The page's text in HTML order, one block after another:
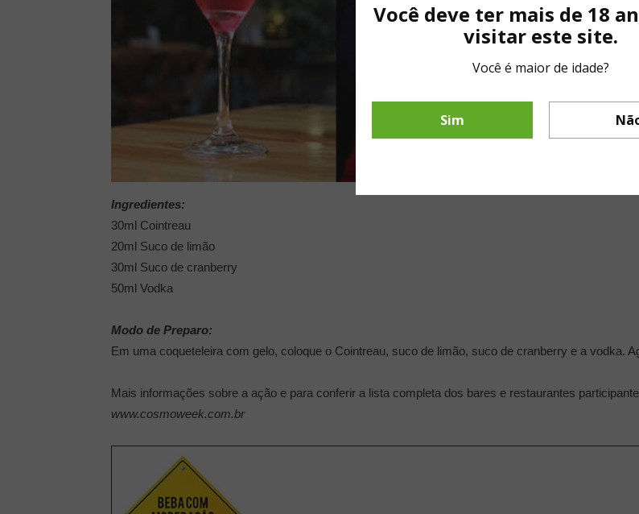
Ingredientes:
30ml Cointreau
20ml Suco de limão
30ml Suco de cranberry
50ml Vodka
Modo de Preparo:
Em uma coqueteleira com gelo, coloque o Cointreau, suco de limão, suco de cranberry e a vodka.
Mais informações sobre a ação e para conferir a lista completa dos bares e restaurantes
www.cosmoweek.com.br
Você deve ter mais de 18
visitar este site.
Você é maior de idade?
Sim